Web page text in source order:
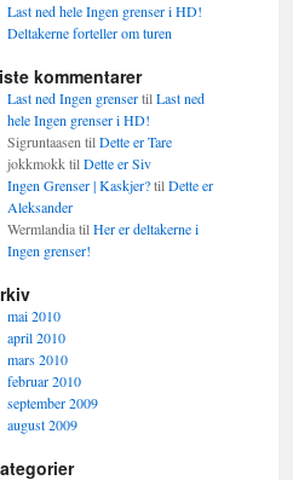
Last ned hele Ingen grenser i HD!
Deltakerne forteller om turen
kommentarer
Last ned Ingen grensertilLast ned
hele Ingen grenser i HD!
Sigruntaasen tilDette er Tare
jokkmokktilDette er Siv
Ingen Grenser | Kaskjer?tilDette er
Aleksander
WermlandiatilHer er deltakerne i
Ingen grenser!
mai 2010
april 2010
mars 2010
februar 2010
september 2009
august 2009